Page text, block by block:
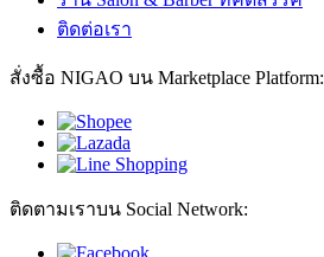
ติดต่อเรา
สั่งซื้อ NIGAO บน Marketplace Platform:
ติดตามเราบน Social Network: